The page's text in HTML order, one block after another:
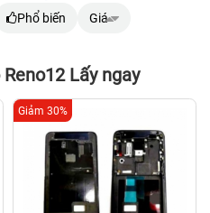
Phổ biến Giá
Lấy ngay
Giảm 30%